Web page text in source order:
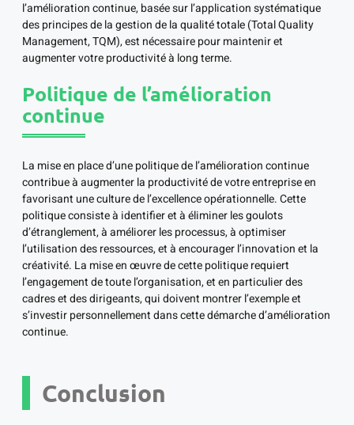
l’amélioration continue, basée sur l’application systématique
des principes de la gestion de la qualité totale (Total Quality
Management, TQM), est nécessaire pour maintenir et
augmenter votre productivité à long terme.
Politique de l’amélioration
continue
La mise en place d’une politique de l’amélioration continue
contribue à augmenter la productivité de votre entreprise en
favorisant une culture de l’excellence opérationnelle. Cette
politique consiste à identifier et à éliminer les goulots
d’étranglement, à améliorer les processus, à optimiser
l’utilisation des ressources, et à encourager l’innovation et la
créativité. La mise en œuvre de cette politique requiert
l’engagement de toute l’organisation, et en particulier des
cadres et des dirigeants, qui doivent montrer l’exemple et
s’investir personnellement dans cette démarche d’amélioration
continue.
Conclusion